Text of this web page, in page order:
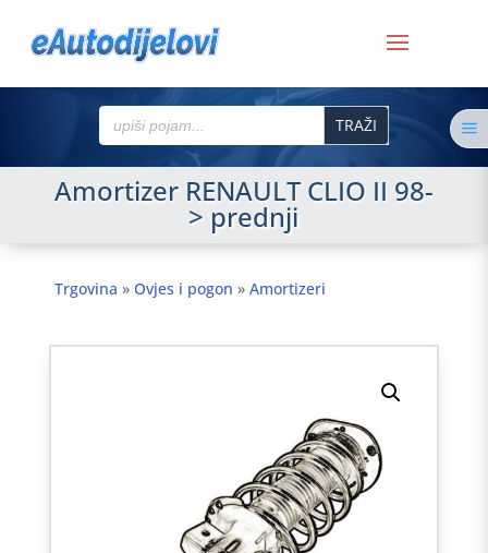
Search
for:
Amortizer RENAULT CLIO II 98-
> prednji
Trgovina » Ovjes i pogon » Amortizeri
a